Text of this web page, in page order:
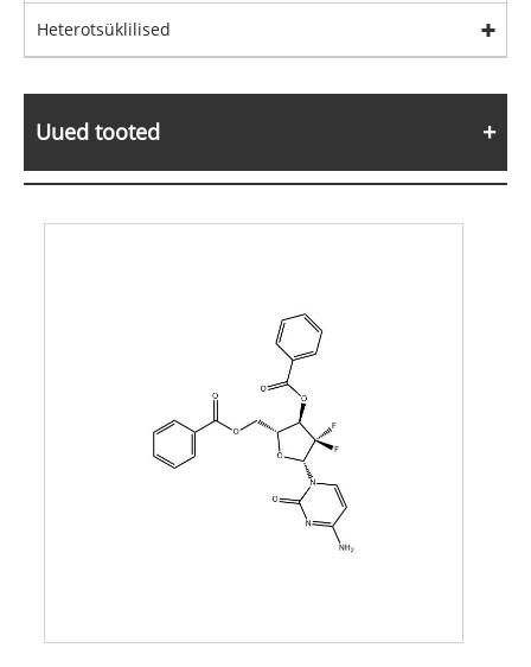
Heterotsüklilised
Uued tooted